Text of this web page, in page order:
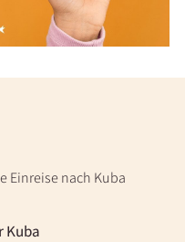
Einreise nach Kuba
Kuba